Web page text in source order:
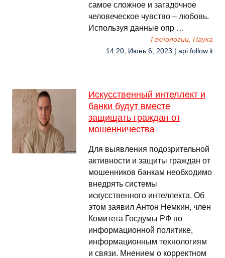
самое сложное и загадочное
человеческое чувство – любовь.
Используя данные опр …
Технологии, Наука
14:20, Июнь 6, 2023 | api.follow.it
Искусственный интеллект и
банки будут вместе
защищать граждан от
мошенничества
Для выявления подозрительной
активности и защиты граждан от
мошенников банкам необходимо
внедрять системы
искусственного интеллекта. Об
этом заявил Антон Немкин, член
Комитета Госдумы РФ по
информационной политике,
информационным технологиям
и связи. Мнением о корректном